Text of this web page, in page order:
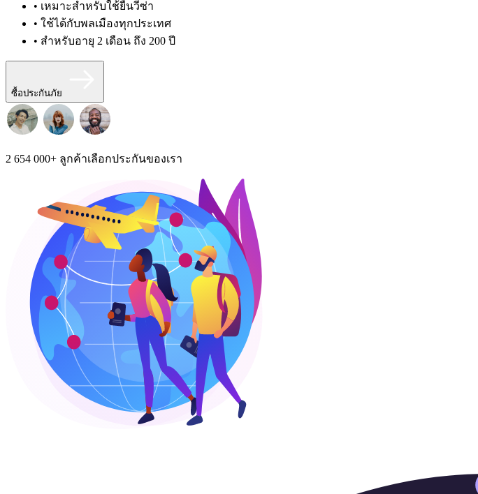
• เหมาะสำหรับใช้ยื่นวีซ่า
• ใช้ได้กับพลเมืองทุกประเทศ
• สำหรับอายุ 2 เดือน ถึง 200 ปี
ซื้อประกันภัย
2 654 000+ ลูกค้าเลือกประกันของเรา